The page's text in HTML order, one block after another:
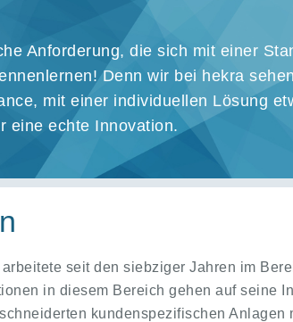
Anforderung, die sich mit einer
Denn wir bei hekra
mit einer individuellen Lösung
eine echte Innovation.
seit den siebziger Jahren im
in diesem Bereich gehen auf seine
kundenspezifischen Anlagen